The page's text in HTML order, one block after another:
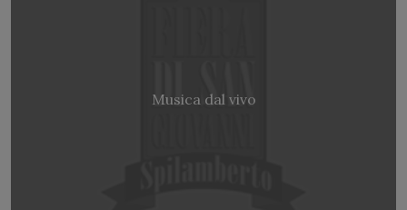
Musica dal vivo